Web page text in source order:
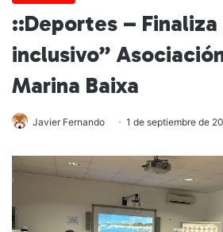
::Deportes –
inclusivo”
Marina Baixa
Javier Fernando 1 de septiembre de